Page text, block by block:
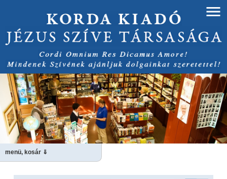
menü, kosár ⇓